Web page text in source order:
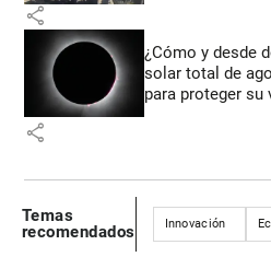
share
¿Cómo y desde
solar total de
para proteger su
share
Temas
recomendados
Innovación